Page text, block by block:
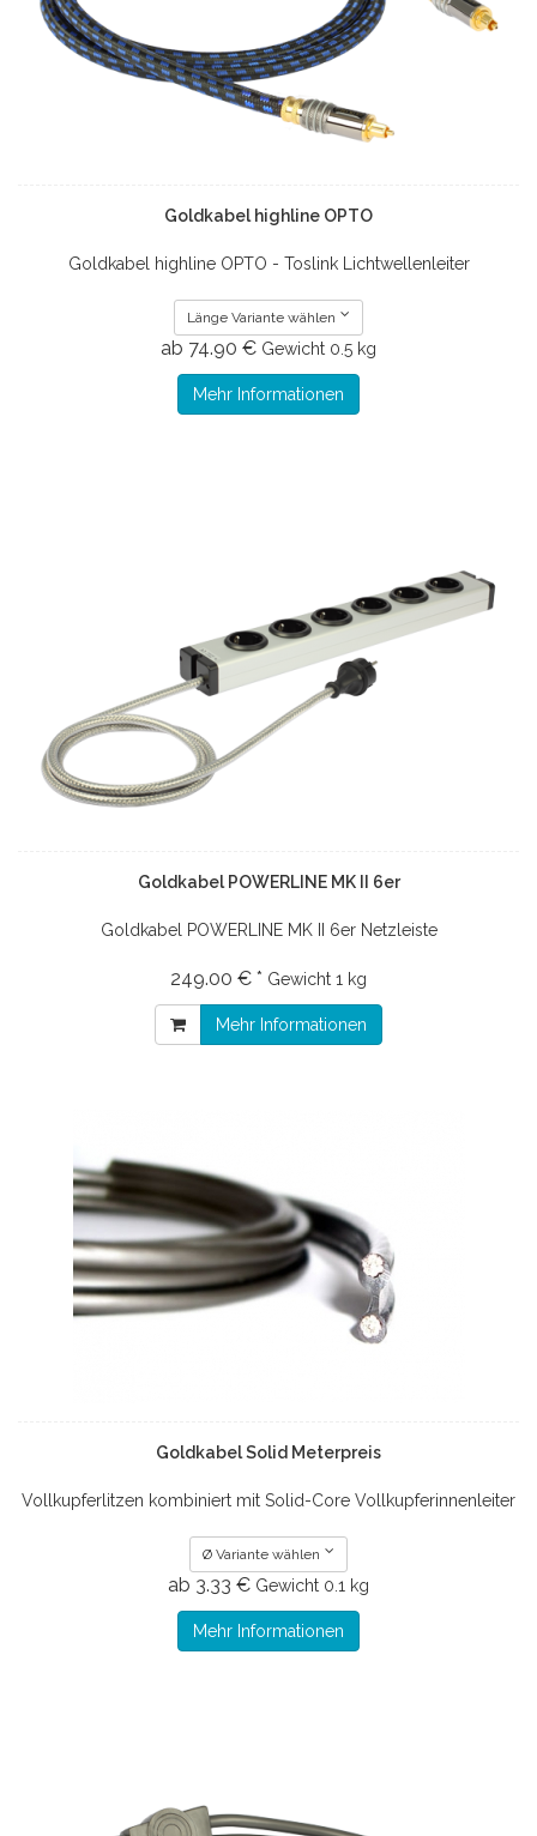
Goldkabel highline OPTO
Goldkabel highline OPTO - Toslink Lichtwellenleiter
Länge Variante wählen
ab 74.90 € Gewicht 0.5 kg
Mehr Informationen
Goldkabel POWERLINE MK II 6er
Goldkabel POWERLINE MK II 6er Netzleiste
249.00 € * Gewicht 1 kg
Mehr Informationen
Goldkabel Solid Meterpreis
Vollkupferlitzen kombiniert mit Solid-Core Vollkupferinnenleiter
Ø Variante wählen
ab 3.33 € Gewicht 0.1 kg
Mehr Informationen